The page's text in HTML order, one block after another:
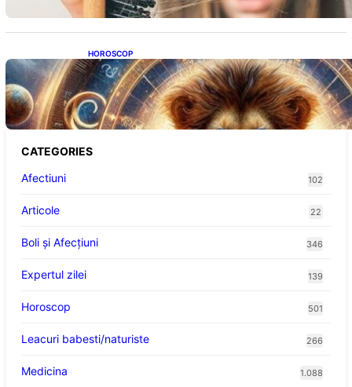
HOROSCOP
Portalul Leului 8/8: Oportunități de
Abundență pentru Cinci Zodii în 2026
CATEGORIES
Afectiuni
102
Articole 22
Boli și Afecțiuni 346
Expertul zilei 139
Horoscop 501
Leacuri babesti/naturiste 266
Medicina 1.088